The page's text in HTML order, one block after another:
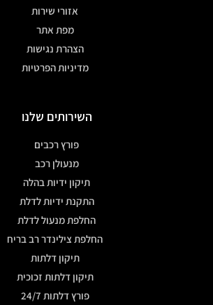
אזורי שירות
מפת אתר
הצהרת נגישות
מדיניות הפרטיות
השירותים שלנו
פורץ רכבים
מנעולן רכב
תיקון ידיות בהלה
התקנת ידיות לדלת
החלפת מנעול לדלת
החלפת צילינדר רב בריח
תיקון דלתות
תיקון דלתות זכוכית
פורץ דלתות 24/7